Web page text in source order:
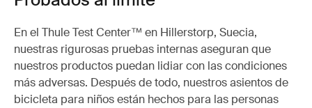
En el Thule Test Center™ en Hillerstorp, Suecia,
nuestras rigurosas pruebas internas aseguran que
nuestros productos puedan lidiar con las condiciones
más adversas. Después de todo, nuestros asientos de
bicicleta para niños están hechos para las personas